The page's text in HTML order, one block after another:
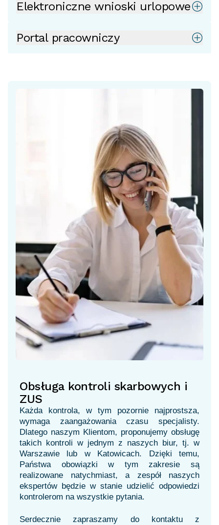
Elektroniczne wnioski urlopowe
Portal pracowniczy
Obsługa kontroli skarbowych i
ZUS
Każda kontrola, w tym pozornie najprostsza,
wymaga zaangażowania czasu specjalisty.
Dlatego naszym Klientom, proponujemy obsługę
takich kontroli w jednym z naszych biur, tj. w
Warszawie lub w Katowicach. Dzięki temu,
Państwa obowiązki w tym zakresie są
realizowane natychmiast, a zespół naszych
ekspertów będzie w stanie udzielić odpowiedzi
kontrolerom na wszystkie pytania.
Serdecznie zapraszamy do kontaktu z